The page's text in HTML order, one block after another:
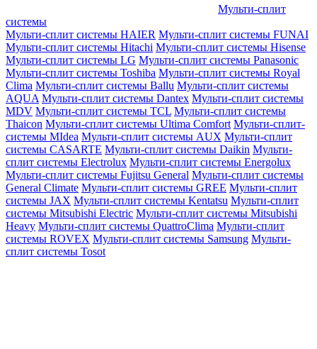
Мульти-сплит
системы
Мульти-сплит системы HAIER Мульти-сплит системы FUNAI
Мульти-сплит системы Hitachi Мульти-сплит системы Hisense
Мульти-сплит системы LG Мульти-сплит системы Panasonic
Мульти-сплит системы Toshiba Мульти-сплит системы Royal
Clima Мульти-сплит системы Ballu Мульти-сплит системы
AQUA Мульти-сплит системы Dantex Мульти-сплит системы
MDV Мульти-сплит системы TCL Мульти-сплит системы
Thaicon Мульти-сплит системы Ultima Comfort Мульти-сплит-
системы MIdea Мульти-сплит системы AUX Мульти-сплит
системы CASARTE Мульти-сплит системы Daikin Мульти-
сплит системы Electrolux Мульти-сплит системы Energolux
Мульти-сплит системы Fujitsu General Мульти-сплит системы
General Climate Мульти-сплит системы GREE Мульти-сплит
системы JAX Мульти-сплит системы Kentatsu Мульти-сплит
системы Mitsubishi Electric Мульти-сплит системы Mitsubishi
Heavy Мульти-сплит системы QuattroClima Мульти-сплит
системы ROVEX Мульти-сплит системы Samsung Мульти-
сплит системы Tosot